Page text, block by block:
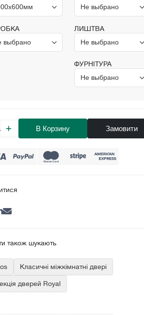
ЛИШТВА
ФУРНІТУРА
В Корзину Замовити
також шукають
Класичні міжкімнатні двері
дверей Royal